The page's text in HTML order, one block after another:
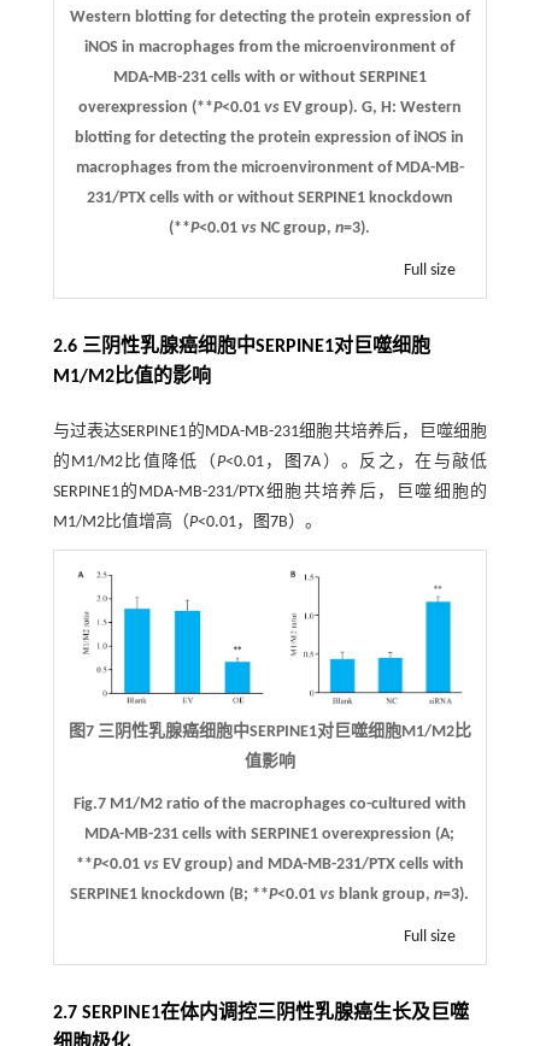
Western blotting for detecting the protein expression of
iNOS in macrophages from the microenvironment of
MDA-MB-231 cells with or without SERPINE1
overexpression (**P<0.01 vsEV group). G, H: Western
blotting for detecting the protein expression of iNOS in
macrophages from the microenvironment of MDA-MB-
231/PTX cells with or without SERPINE1 knockdown
(**P<0.01vs NC group,n=3).
Full size
2.6 三阴性乳腺癌细胞中SERPINE1对巨噬细胞
M1/M2比值的影响
与过表达SERPINE1的MDA-MB-231细胞共培养后，巨噬细胞
的M1/M2比值降低（P<0.01， 图7A）。反之，在与敲低
SERPINE1的MDA-MB-231/PTX细胞共培养后，巨噬细胞的
M1/M2比值增高（P<0.01， 图7B）。
图7 三阴性乳腺癌细胞中SERPINE1对巨噬细胞M1/M2比
值影响
Fig.7 M1/M2 ratio of the macrophages co-cultured with
MDA-MB-231 cells with SERPINE1 overexpression (A;
**P<0.01 vsEV group) and MDA-MB-231/PTX cells with
SERPINE1 knockdown (B; **P<0.01vs blank group,n=3).
Full size
2.7 SERPINE1在体内调控三阴性乳腺癌生长及巨噬